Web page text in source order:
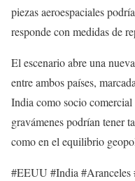
piezas aeroespaciales
responde con medidas de
El escenario abre una
entre ambos países,
India como socio
gravámenes podrían tener
como en el equilibrio
#EEUU #India #Aranceles